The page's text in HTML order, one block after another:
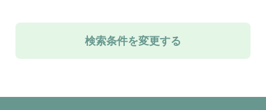
検索条件を変更する